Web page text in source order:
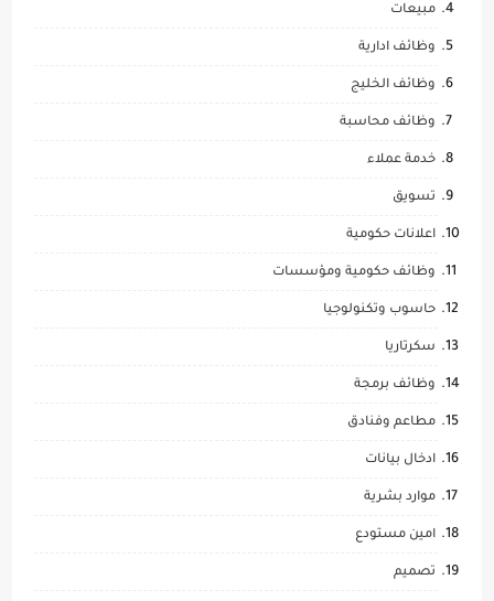
مبيعات
وظائف ادارية
وظائف الخليج
وظائف محاسبة
خدمة عملاء
تسويق
اعلانات حكومية
وظائف حكومية ومؤسسات
حاسوب وتكنولوجيا
سكرتاريا
وظائف برمجة
مطاعم وفنادق
ادخال بيانات
موارد بشرية
امين مستودع
تصميم